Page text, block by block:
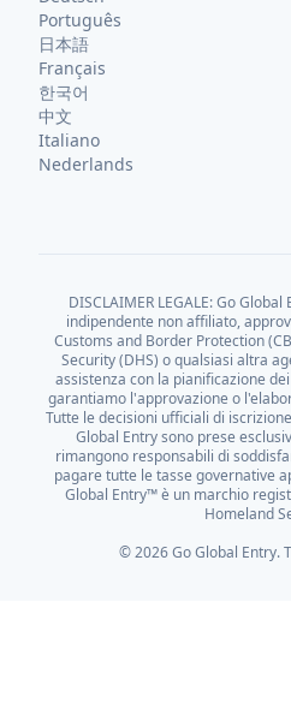
Português
日本語
Français
한국어
中文
Italiano
Nederlands
DISCLAIMER LEGALE: Go
indipendente non affiliato,
Customs and Border Protection
Security (DHS) o qualsiasi altra
assistenza con la pianificazione
garantiamo l'approvazione o
Tutte le decisioni ufficiali di
Global Entry sono prese
rimangono responsabili di
pagare tutte le tasse governative
Global Entry™ è un marchio
Homeland
© 2026 Go Global Entry.